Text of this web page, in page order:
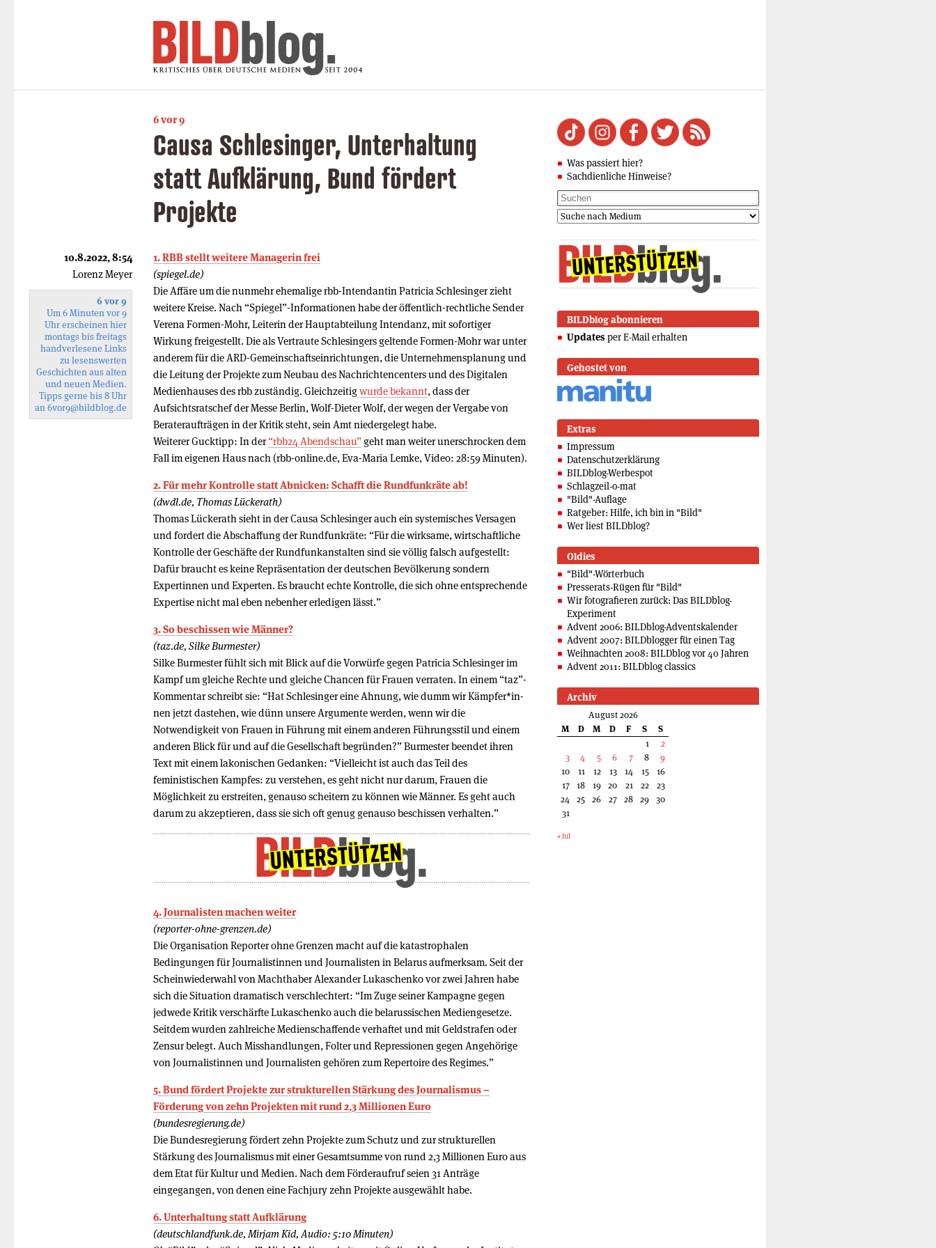
6 vor 9
Causa Schlesinger, Unterhaltung
statt Aufklärung, Bund fördert
Projekte
1. RBB stellt weitere Managerin frei
(spiegel.de)
Die Affäre um die nunmehr ehemalige rbb-Intendantin Patricia Schlesinger zieht
weitere Kreise. Nach “Spiegel”-Informationen habe der öffentlich-rechtliche Sender
Verena Formen-Mohr, Leiterin der Hauptabteilung Intendanz, mit sofortiger
Wirkung freigestellt. Die als Vertraute Schlesingers geltende Formen-Mohr war unter
anderem für die ARD-Gemeinschaftseinrichtungen, die Unternehmensplanung und
die Leitung der Projekte zum Neubau des Nachrichtencenters und des Digitalen
Medienhauses des rbb zuständig. Gleichzeitigwurde bekannt, dass der
Aufsichtsratschef der Messe Berlin, Wolf-Dieter Wolf, der wegen der Vergabe von
Berateraufträgen in der Kritik steht, sein Amt niedergelegt habe.
Weiterer Gucktipp: In der“rbb24 Abendschau”geht man weiter unerschrocken dem
Fall im eigenen Haus nach (rbb-online.de, Eva-Maria Lemke, Video: 28:59 Minuten).
2. Für mehr Kontrolle statt Abnicken: Schafft die Rundfunkräte ab!
(dwdl.de, Thomas Lückerath)
Thomas Lückerath sieht in der Causa Schlesinger auch ein systemisches Versagen
und fordert die Abschaffung der Rundfunkräte: “Für die wirksame, wirtschaftliche
Kontrolle der Geschäfte der Rundfunkanstalten sind sie völlig falsch aufgestellt:
Dafür braucht es keine Repräsentation der deutschen Bevölkerung sondern
Expertinnen und Experten. Es braucht echte Kontrolle, die sich ohne entsprechende
Expertise nicht mal eben nebenher erledigen lässt.”
3. So beschissen wie Männer?
(taz.de, Silke Burmester)
Silke Burmester fühlt sich mit Blick auf die Vorwürfe gegen Patricia Schlesinger im
Kampf um gleiche Rechte und gleiche Chancen für Frauen verraten. In einem “taz”-
Kommentar schreibt sie: “Hat Schlesinger eine Ahnung, wie dumm wir Kämp­fe­r*in­
nen jetzt dastehen, wie dünn unsere Argumente werden, wenn wir die
Notwendigkeit von Frauen in Führung mit einem anderen Führungsstil und einem
anderen Blick für und auf die Gesellschaft begründen?” Burmester beendet ihren
Text mit einem lakonischen Gedanken: “Vielleicht ist auch das Teil des
feministischen Kampfes: zu verstehen, es geht nicht nur darum, Frauen die
Möglichkeit zu erstreiten, genauso scheitern zu können wie Männer. Es geht auch
darum zu akzeptieren, dass sie sich oft genug genauso beschissen verhalten.”
4. Journalisten machen weiter
(reporter-ohne-grenzen.de)
Die Organisation Reporter ohne Grenzen macht auf die katastrophalen
Bedingungen für Journalistinnen und Journalisten in Belarus aufmerksam. Seit der
Scheinwiederwahl von Machthaber Alexander Lukaschenko vor zwei Jahren habe
sich die Situation dramatisch verschlechtert: “Im Zuge seiner Kampagne gegen
jedwede Kritik verschärfte Lukaschenko auch die belarussischen Mediengesetze.
Seitdem wurden zahlreiche Medienschaffende verhaftet und mit Geldstrafen oder
Zensur belegt. Auch Misshandlungen, Folter und Repressionen gegen Angehörige
von Journalistinnen und Journalisten gehören zum Repertoire des Regimes.”
5. Bund fördert Projekte zur strukturellen Stärkung des Journalismus –
Förderung von zehn Projekten mit rund 2,3 Millionen Euro
(bundesregierung.de)
Die Bundesregierung fördert zehn Projekte zum Schutz und zur strukturellen
Stärkung des Journalismus mit einer Gesamtsumme von rund 2,3 Millionen Euro aus
dem Etat für Kultur und Medien. Nach dem Förderaufruf seien 31 Anträge
eingegangen, von denen eine Fachjury zehn Projekte ausgewählt habe.
6. Unterhaltung statt Aufklärung
(deutschlandfunk.de, Mirjam Kid, Audio: 5:10 Minuten)
10.8.2022, 8:54
Lorenz Meyer
6 vor 9
Um 6 Minuten vor 9
Uhr erscheinen hier
montags bis freitags
handverlesene Links
zu lesenswerten
Geschichten aus alten
und neuen Medien.
Tipps gerne bis 8 Uhr
an6vor9@bildblog.de
Was passiert hier?
Sachdienliche Hinweise?
BILDblog abonnieren
Updates per E-Mail erhalten
Gehostet von
Extras
Impressum
Datenschutzerklärung
BILDblog-Werbespot
Schlagzeil-o-mat
"Bild"-Auflage
Ratgeber: Hilfe, ich bin in "Bild"
Wer liest BILDblog?
Oldies
"Bild"-Wörterbuch
Presserats-Rügen für "Bild"
Wir fotografieren zurück: Das BILDblog-
Experiment
Advent 2006: BILDblog-Adventskalender
Advent 2007: BILDblogger für einen Tag
Weihnachten 2008: BILDblog vor 40 Jahren
Advent 2011: BILDblog classics
Archiv
August 2026
M
D M D F S
S
1
2
3
4 5 6 7 8
9
10
11 12 13 14 15
16
17 18 19 20 21 22
23
24 25 26 27 28 29 30
31
« Jul